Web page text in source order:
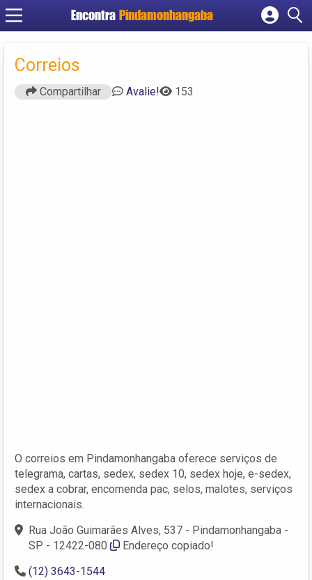
Encontra Pindamonhangaba
Cadastrar empresa
Correios
Compartilhar Avalie! 153
O correios em Pindamonhangaba oferece serviços de
telegrama, cartas, sedex, sedex 10, sedex hoje, e-sedex,
sedex a cobrar, encomenda pac, selos, malotes, serviços
internacionais.
Rua João Guimarães Alves, 537 - Pindamonhangaba -
SP - 12422-080
Endereço copiado!
(12) 3643-1544